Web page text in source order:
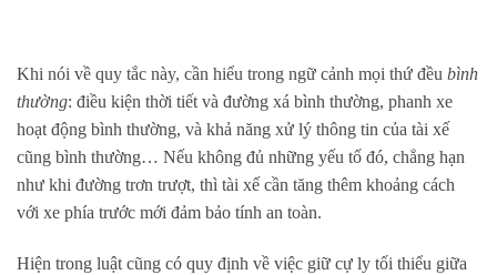
Khi nói về quy tắc này, cần hiểu trong ngữ cảnh mọi thứ đều bình
thường: điều kiện thời tiết và đường xá bình thường, phanh xe
hoạt động bình thường, và khả năng xử lý thông tin của tài xế
cũng bình thường… Nếu không đủ những yếu tố đó, chẳng hạn
như khi đường trơn trượt, thì tài xế cần tăng thêm khoảng cách
với xe phía trước mới đảm bảo tính an toàn.
Hiện trong luật cũng có quy định về việc giữ cự ly tối thiểu giữa